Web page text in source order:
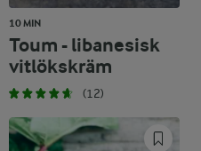
10 MIN
Toum - libanesisk
vitlökskräm
(12)